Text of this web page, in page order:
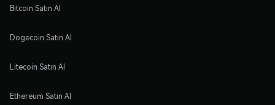
Bitcoin Satın Al
Dogecoin Satın Al
Litecoin Satın Al
Ethereum Satın Al